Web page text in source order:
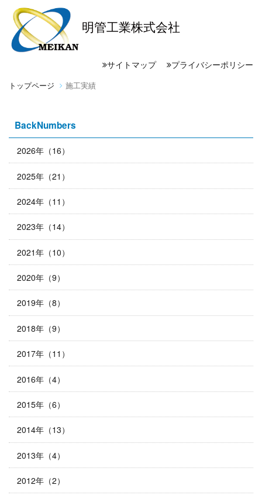
明管工業株式会社
サイトマップ プライバシーポリシー
トップページ 施工実績
BackNumbers
2026年（16）
2025年（21）
2024年（11）
2023年（14）
2021年（10）
2020年（9）
2019年（8）
2018年（9）
2017年（11）
2016年（4）
2015年（6）
2014年（13）
2013年（4）
2012年（2）